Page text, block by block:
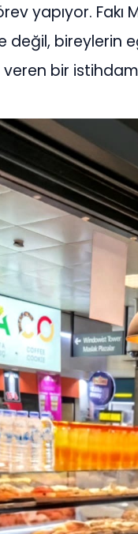
yapıyor. Fakı
değil, bireylerin
bir